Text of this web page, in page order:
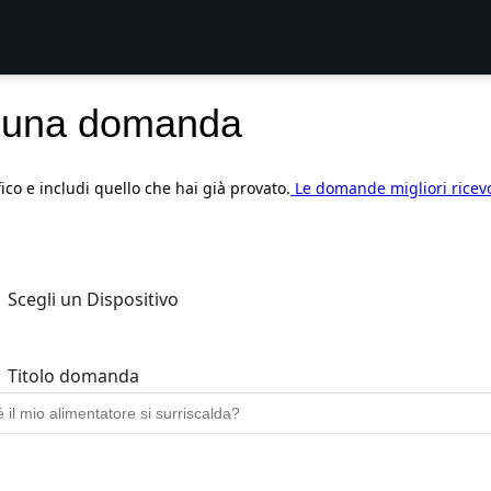
domanda
e includi quello che hai già provato. Le domande migliori
Scegli un Dispositivo
Titolo domanda